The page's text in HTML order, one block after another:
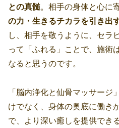
との真髄。相手の身体と心に
の力・生きるチカラを引き出
し、相手を敬うように、セラ
って「ふれる」ことで、施術
なると思うのです。
「脳内浄化と仙骨マッサージ
けでなく、身体の奥底に働き
で、より深い癒しを提供でき